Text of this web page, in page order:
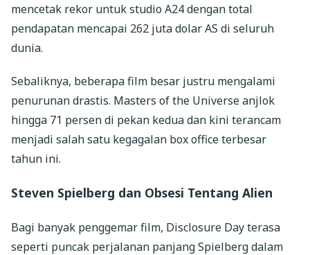
mencetak rekor untuk studio A24 dengan total
pendapatan mencapai 262 juta dolar AS di seluruh
dunia.
Sebaliknya, beberapa film besar justru mengalami
penurunan drastis. Masters of the Universe anjlok
hingga 71 persen di pekan kedua dan kini terancam
menjadi salah satu kegagalan box office terbesar
tahun ini.
Steven Spielberg dan Obsesi Tentang Alien
Bagi banyak penggemar film, Disclosure Day terasa
seperti puncak perjalanan panjang Spielberg dalam